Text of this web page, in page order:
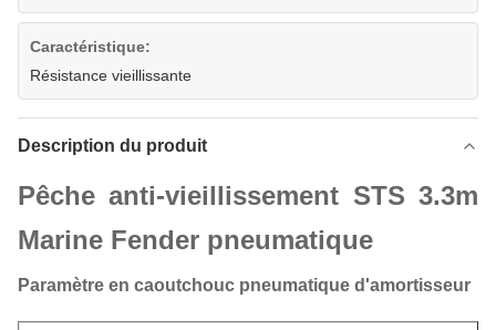
Caractéristique:
Résistance vieillissante
Description du produit
Pêche anti-vieillissement STS 3.3m
Marine Fender pneumatique
Paramètre en caoutchouc pneumatique d'amortisseur